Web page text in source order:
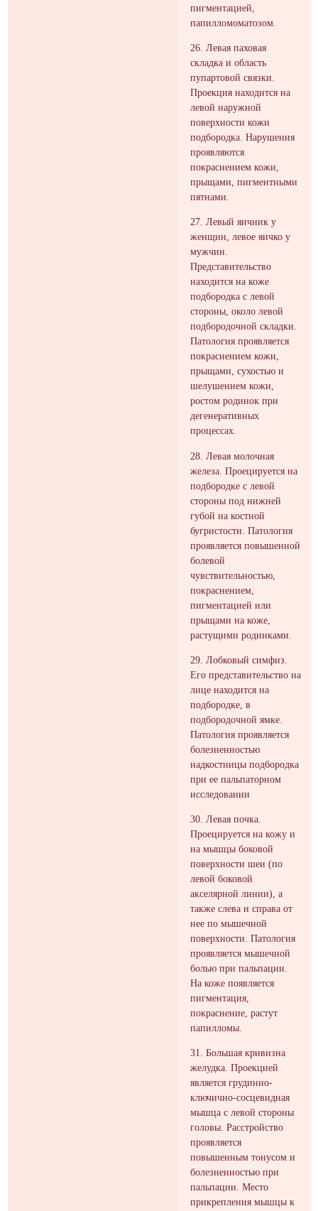
пигментацией,
папилломоматозом.
26. Левая паховая
складка и область
пупартовой связки.
Проекция находится на
левой наружной
поверхности кожи
подбородка. Нарушения
проявляются
покраснением кожи,
прыщами, пигментными
пятнами.
27. Левый яичник у
женщин, левое яичко у
мужчин.
Представительство
находится на коже
подбородка с левой
стороны, около левой
подбородочной складки.
Патология проявляется
покраснением кожи,
прыщами, сухостью и
шелушением кожи,
ростом родинок при
дегенеративных
процессах.
28. Левая молочная
железа. Проецируется на
подбородке с левой
стороны под нижней
губой на костной
бугристости. Патология
проявляется повышенной
болевой
чувствительностью,
покраснением,
пигментацией или
прыщами на коже,
растущими родинками.
29. Лобковый симфиз.
Его представительство на
лице находится на
подбородке, в
подбородочной ямке.
Патология проявляется
болезненностью
надкостницы подбородка
при ее пальпаторном
исследовании
30. Левая почка.
Проецируется на кожу и
на мышцы боковой
поверхности шеи (по
левой боковой
акселярной линии), а
также слева и справа от
нее по мышечной
поверхности. Патология
проявляется мышечной
болью при пальпации.
На коже появляется
пигментация,
покраснение, растут
папилломы.
31. Большая кривизна
желудка. Проекцией
является грудинно-
ключично-сосцевидная
мышца с левой стороны
головы. Расстройство
проявляется
повышенным тонусом и
болезненностью при
пальпации. Место
прикрепления мышцы к